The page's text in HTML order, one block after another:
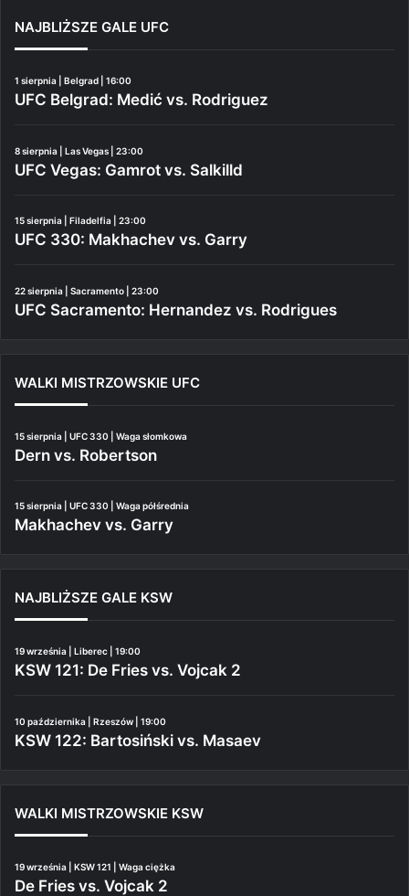
NAJBLIŻSZE GALE UFC
1 sierpnia | Belgrad | 16:00
UFC Belgrad: Medić vs. Rodriguez
8 sierpnia | Las Vegas | 23:00
UFC Vegas: Gamrot vs. Salkilld
15 sierpnia | Filadelfia | 23:00
UFC 330: Makhachev vs. Garry
22 sierpnia | Sacramento | 23:00
UFC Sacramento: Hernandez vs. Rodrigues
WALKI MISTRZOWSKIE UFC
15 sierpnia | UFC 330 | Waga słomkowa
Dern vs. Robertson
15 sierpnia | UFC 330 | Waga półśrednia
Makhachev vs. Garry
NAJBLIŻSZE GALE KSW
19 września | Liberec | 19:00
KSW 121: De Fries vs. Vojcak 2
10 października | Rzeszów | 19:00
KSW 122: Bartosiński vs. Masaev
WALKI MISTRZOWSKIE KSW
19 września | KSW 121 | Waga ciężka
De Fries vs. Vojcak 2